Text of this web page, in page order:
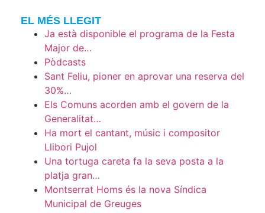
EL MÉS LLEGIT
Ja està disponible el programa de la Festa
Major de…
Pòdcasts
Sant Feliu, pioner en aprovar una reserva del
30%…
Els Comuns acorden amb el govern de la
Generalitat…
Ha mort el cantant, músic i compositor
Llibori Pujol
Una tortuga careta fa la seva posta a la
platja gran…
Montserrat Homs és la nova Síndica
Municipal de Greuges